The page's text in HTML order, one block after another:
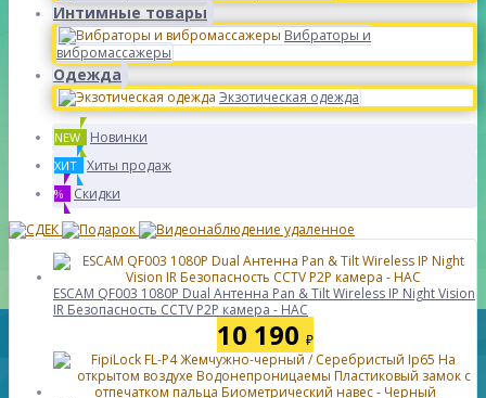
Интимные товары
Вибраторы и
вибромассажеры
Одежда
Экзотическая одежда
NEW Новинки
ХИТ Хиты продаж
% Скидки
ESCAM QF003 1080P Dual Антенна Pan & Tilt Wireless IP Night Vision
IR Безопасность CCTV P2P камера - НАС
10 190 ₽